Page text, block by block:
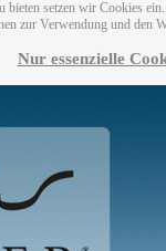
bieten setzen wir Cookies
zur Verwendung und den
Nur essenzielle